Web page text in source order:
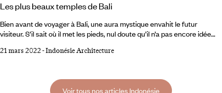
Les plus beaux temples de Bali
Bien avant de voyager à Bali, une aura mystique envahit le futur
visiteur. S’il sait où il met les pieds, nul doute qu’il n’a pas encore idée
temples » ou « Ile des Dieux », des surnoms qui mettent sur la piste.
visiter dans le respect des coutumes vestimentaires (sarong
21 mars 2022-Indonésie Architecture
Voir tous nos articles Indonésie